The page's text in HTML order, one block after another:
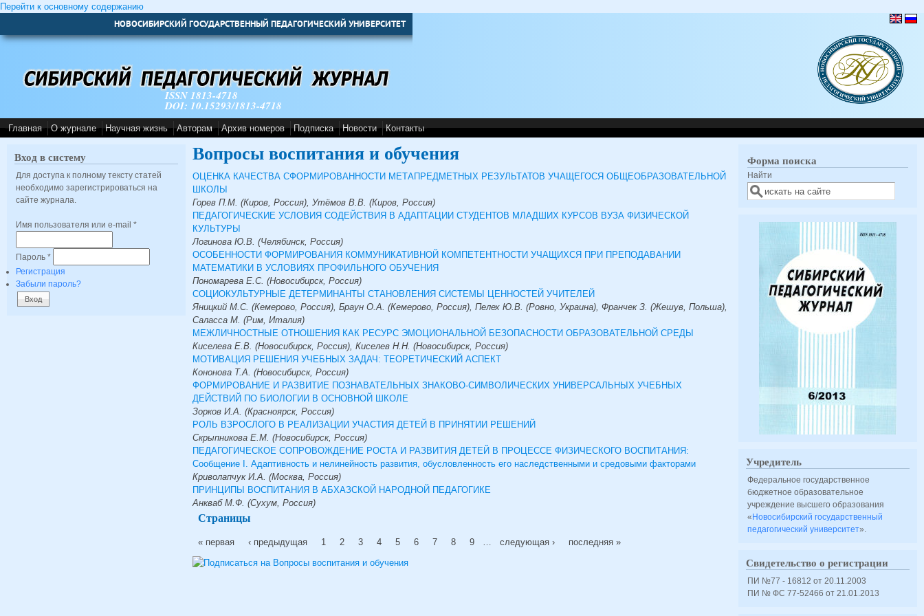
Перейти к основному содержанию
НОВОСИБИРСКИЙ ГОСУДАРСТВЕННЫЙ ПЕДАГОГИЧЕСКИЙ УНИВЕРСИТЕТ
ISSN 1813-4718
DOI: 10.15293/1813-4718
Главная О журнале Научная жизнь Авторам Архив номеров Подписка Новости Контакты
Вход в систему
Для доступа к полному тексту статей
необходимо зарегистрироваться на
сайте журнала.
Имя пользователя или e-mail *
Пароль *
Регистрация
Забыли пароль?
Вопросы воспитания и обучения
ОЦЕНКА КАЧЕСТВА СФОРМИРОВАННОСТИ МЕТАПРЕДМЕТНЫХ РЕЗУЛЬТАТОВ УЧАЩЕГОСЯ ОБЩЕОБРАЗОВАТЕЛЬНОЙ
ШКОЛЫ
Горев П.М. (Киров, Россия), Утёмов В.В. (Киров, Россия)
ПЕДАГОГИЧЕСКИЕ УСЛОВИЯ СОДЕЙСТВИЯ В АДАПТАЦИИ СТУДЕНТОВ МЛАДШИХ КУРСОВ ВУЗА ФИЗИЧЕСКОЙ
КУЛЬТУРЫ
Логинова Ю.В. (Челябинск, Россия)
ОСОБЕННОСТИ ФОРМИРОВАНИЯ КОММУНИКАТИВНОЙ КОМПЕТЕНТНОСТИ УЧАЩИХСЯ ПРИ ПРЕПОДАВАНИИ
МАТЕМАТИКИ В УСЛОВИЯХ ПРОФИЛЬНОГО ОБУЧЕНИЯ
Пономарева Е.С. (Новосибирск, Россия)
СОЦИОКУЛЬТУРНЫЕ ДЕТЕРМИНАНТЫ СТАНОВЛЕНИЯ СИСТЕМЫ ЦЕННОСТЕЙ УЧИТЕЛЕЙ
Яницкий М.С. (Кемерово, Россия), Браун О.А. (Кемерово, Россия), Пелех Ю.В. (Ровно, Украина), Франчек З. (Жешув, Польша),
Саласса М. (Рим, Италия)
МЕЖЛИЧНОСТНЫЕ ОТНОШЕНИЯ КАК РЕСУРС ЭМОЦИОНАЛЬНОЙ БЕЗОПАСНОСТИ ОБРАЗОВАТЕЛЬНОЙ СРЕДЫ
Киселева Е.В. (Новосибирск, Россия), Киселев Н.Н. (Новосибирск, Россия)
МОТИВАЦИЯ РЕШЕНИЯ УЧЕБНЫХ ЗАДАЧ: ТЕОРЕТИЧЕСКИЙ АСПЕКТ
Кононова Т.А. (Новосибирск, Россия)
ФОРМИРОВАНИЕ И РАЗВИТИЕ ПОЗНАВАТЕЛЬНЫХ ЗНАКОВО-СИМВОЛИЧЕСКИХ УНИВЕРСАЛЬНЫХ УЧЕБНЫХ
ДЕЙСТВИЙ ПО БИОЛОГИИ В ОСНОВНОЙ ШКОЛЕ
Зорков И.А. (Красноярск, Россия)
РОЛЬ ВЗРОСЛОГО В РЕАЛИЗАЦИИ УЧАСТИЯ ДЕТЕЙ В ПРИНЯТИИ РЕШЕНИЙ
Скрыпникова Е.М. (Новосибирск, Россия)
ПЕДАГОГИЧЕСКОЕ СОПРОВОЖДЕНИЕ РОСТА И РАЗВИТИЯ ДЕТЕЙ В ПРОЦЕССЕ ФИЗИЧЕСКОГО ВОСПИТАНИЯ:
Сообщение I. Адаптивность и нелинейность развития, обусловленность его наследственными и средовыми факторами
Криволапчук И.А. (Москва, Россия)
ПРИНЦИПЫ ВОСПИТАНИЯ В АБХАЗСКОЙ НАРОДНОЙ ПЕДАГОГИКЕ
Анкваб М.Ф. (Сухум, Россия)
Страницы
« первая ‹ предыдущая 1 2 3 4 5 6 7 8 9 … следующая › последняя »
Форма поиска
Найти
Учредитель
Федеральное государственное
бюджетное образовательное
учреждение высшего образования
«Новосибирский государственный
педагогический университет».
Свидетельство о регистрации
ПИ №77 - 16812 от 20.11.2003
ПИ № ФС 77-52466 от 21.01.2013